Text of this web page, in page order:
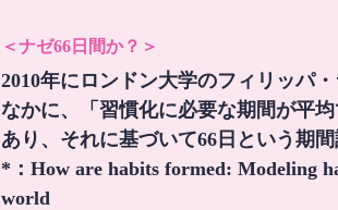
＜ナゼ66日間か？＞
2010年にロンドン大学のフィリッパ
なかに、「習慣化に必要な期間が平
あり、それに基づいて66日という期
*：How are habits formed: Modeling
world